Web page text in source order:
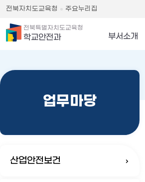
전북자치도교육청 주요누리집
전북특별자치도교육청
학교안전과 부서소개
업무마당
산업안전보건